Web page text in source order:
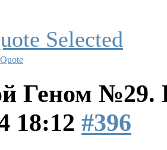
Quote
Геном №29.
18:12 #396